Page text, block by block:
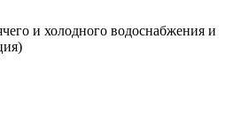
и холодного водоснабжения и